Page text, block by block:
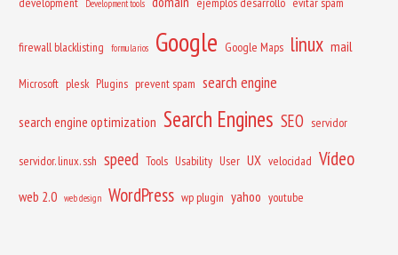
Development tools
firewall blacklisting formularios Google Google Maps linux mail
Microsoft plesk Plugins prevent spam search engine
search engine optimization Search Engines SEO servidor
servidor. linux. ssh speed Tools Usability User UX velocidad Vídeo
web 2.0 web design WordPress wp plugin yahoo youtube